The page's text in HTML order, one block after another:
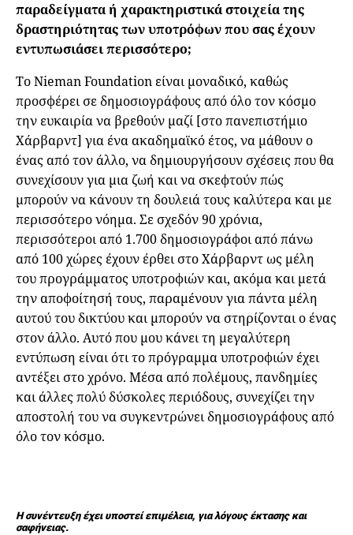
παραδείγματα ή χαρακτηριστικά στοιχεία της
δραστηριότητας των υποτρόφων που σας έχουν
εντυπωσιάσει περισσότερο;
Το Nieman Foundation είναι μοναδικό, καθώς
προσφέρει σε δημοσιογράφους από όλο τον κόσμο
την ευκαιρία να βρεθούν μαζί [στο πανεπιστήμιο
Χάρβαρντ] για ένα ακαδημαϊκό έτος, να μάθουν ο
ένας από τον άλλο, να δημιουργήσουν σχέσεις που θα
συνεχίσουν για μια ζωή και να σκεφτούν πώς
μπορούν να κάνουν τη δουλειά τους καλύτερα και με
περισσότερο νόημα. Σε σχεδόν 90 χρόνια,
περισσότεροι από 1.700 δημοσιογράφοι από πάνω
από 100 χώρες έχουν έρθει στο Χάρβαρντ ως μέλη
του προγράμματος υποτροφιών και, ακόμα και μετά
την αποφοίτησή τους, παραμένουν για πάντα μέλη
αυτού του δικτύου και μπορούν να στηρίζονται ο ένας
στον άλλο. Αυτό που μου κάνει τη μεγαλύτερη
εντύπωση είναι ότι το πρόγραμμα υποτροφιών έχει
αντέξει στο χρόνο. Μέσα από πολέμους, πανδημίες
και άλλες πολύ δύσκολες περιόδους, συνεχίζει την
αποστολή του να συγκεντρώνει δημοσιογράφους από
όλο τον κόσμο.
Η συνέντευξη έχει υποστεί επιμέλεια, για λόγους έκτασης και
σαφήνειας.